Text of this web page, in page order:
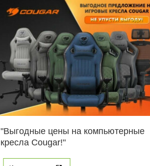
"Выгодные цены на компьютерные
кресла Cougar!"